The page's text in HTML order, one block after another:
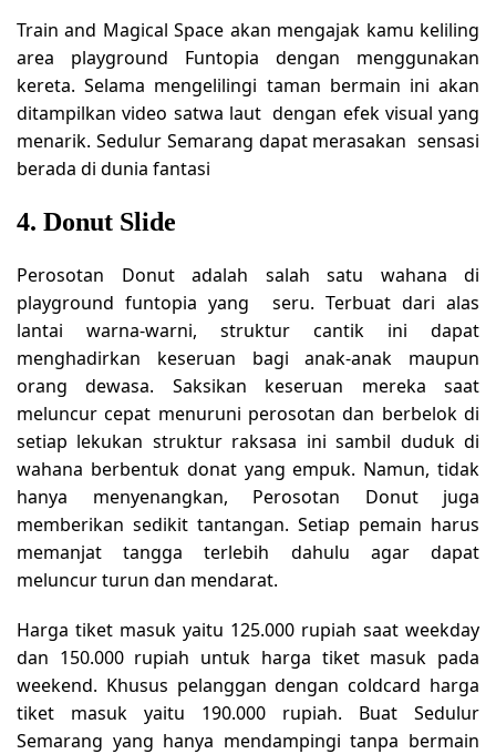
Train and Magical Space akan mengajak kamu keliling
area playground Funtopia dengan menggunakan
kereta. Selama mengelilingi taman bermain ini akan
ditampilkan video satwa laut dengan efek visual yang
menarik. Sedulur Semarang dapat merasakan sensasi
berada di dunia fantasi
4. Donut Slide
Perosotan Donut adalah salah satu wahana di
playground funtopia yang seru. Terbuat dari alas
lantai warna-warni, struktur cantik ini dapat
menghadirkan keseruan bagi anak-anak maupun
orang dewasa. Saksikan keseruan mereka saat
meluncur cepat menuruni perosotan dan berbelok di
setiap lekukan struktur raksasa ini sambil duduk di
wahana berbentuk donat yang empuk. Namun, tidak
hanya menyenangkan, Perosotan Donut juga
memberikan sedikit tantangan. Setiap pemain harus
memanjat tangga terlebih dahulu agar dapat
meluncur turun dan mendarat.
Harga tiket masuk yaitu 125.000 rupiah saat weekday
dan 150.000 rupiah untuk harga tiket masuk pada
weekend. Khusus pelanggan dengan coldcard harga
tiket masuk yaitu 190.000 rupiah. Buat Sedulur
Semarang yang hanya mendampingi tanpa bermain